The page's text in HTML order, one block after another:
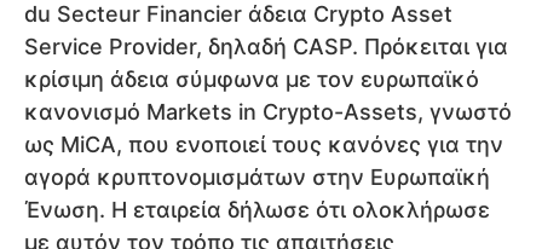
du Secteur Financier άδεια Crypto Asset
Service Provider, δηλαδή CASP. Πρόκειται για
κρίσιμη άδεια σύμφωνα με τον ευρωπαϊκό
κανονισμό Markets in Crypto-Assets, γνωστό
ως MiCA, που ενοποιεί τους κανόνες για την
αγορά κρυπτονομισμάτων στην Ευρωπαϊκή
Ένωση. Η εταιρεία δήλωσε ότι ολοκλήρωσε
με αυτόν τον τρόπο τις απαιτήσεις